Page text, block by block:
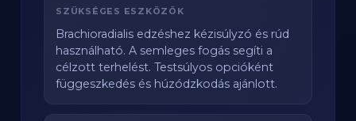
SZÜKSÉGES ESZKÖZÖK
Brachioradialis edzéshez kézisúlyzó és rúd
használható. A semleges fogás segíti a
célzott terhelést. Testsúlyos opcióként
függeszkedés és húzódzkodás ajánlott.